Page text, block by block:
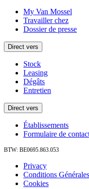
My Van Mossel
Travailler chez
Dossier de presse
Direct vers
Stock
Leasing
Dégâts
Entretien
Direct vers
Établissements
Formulaire de
BTW: BE0695.863.053
Privacy
Conditions Générales
Cookies